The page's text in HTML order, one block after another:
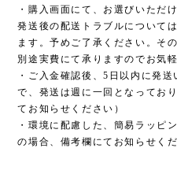
・購入画面にて、お選びいただけ
発送後の配送トラブルについて
ます。予めご了承ください。そ
別途実費にて承りますのでお気
・ご入金確認後、5日以内に発
で、発送は週に一回となってお
てお知らせください）
・環境に配慮した、簡易ラッピ
の場合、備考欄にてお知らせくだ